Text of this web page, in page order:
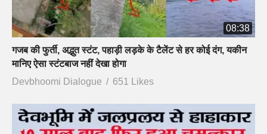
08:38
गजब की फुर्ती, अद्भुत स्टंट, पहाड़ी लड़के के टैलेंट से हर कोई दंग, यकीन
मानिए ऐसा स्टंटबाज नहीं देखा होगा
Devbhoomi Dialogue
651 Likes